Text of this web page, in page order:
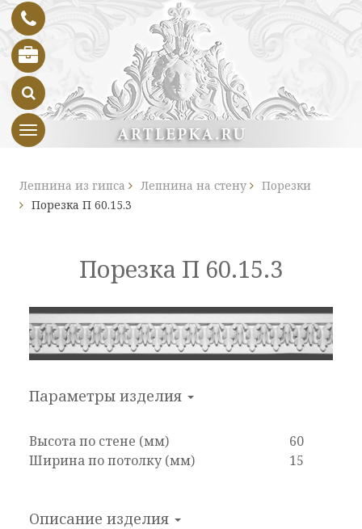
Toggle navigation
Лепнина из гипса Лепнина на стену
Порезки
Порезка П 60.15.3
Порезка П 60.15.3
Параметры изделия
Высота по стене (мм)
60
Ширина по потолку (мм)
15
Описание изделия